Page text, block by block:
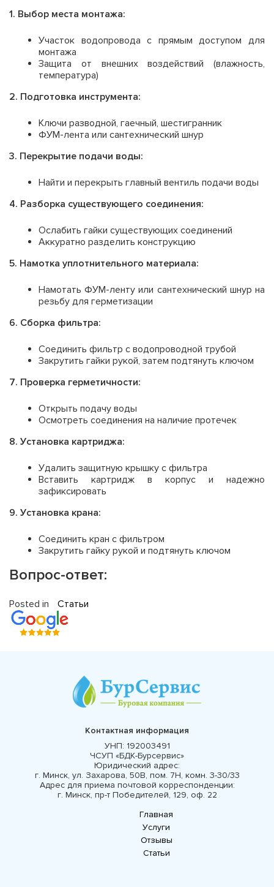
1. Выбор места монтажа:
Участок водопровода с прямым доступом для
монтажа
Защита от внешних воздействий (влажность,
температура)
2. Подготовка инструмента:
Ключи разводной, гаечный, шестигранник
ФУМ-лента или сантехнический шнур
3. Перекрытие подачи воды:
Найти и перекрыть главный вентиль подачи воды
4. Разборка существующего соединения:
Ослабить гайки существующих соединений
Аккуратно разделить конструкцию
5. Намотка уплотнительного материала:
Намотать ФУМ-ленту или сантехнический шнур на
резьбу для герметизации
6. Сборка фильтра:
Соединить фильтр с водопроводной трубой
Закрутить гайки рукой, затем подтянуть ключом
7. Проверка герметичности:
Открыть подачу воды
Осмотреть соединения на наличие протечек
8. Установка картриджа:
Удалить защитную крышку с фильтра
Вставить картридж в корпус и надежно
зафиксировать
9. Установка крана:
Соединить кран с фильтром
Закрутить гайку рукой и подтянуть ключом
Вопрос-ответ:
Posted in Статьи
Контактная информация
УНП: 192003491
ЧСУП «БДК-Бурсервис»
Юридический адрес:
г. Минск, ул. Захарова, 50В, пом. 7Н, комн. 3-30/33
Адрес для приема почтовой корреспонденции:
г. Минск, пр-т Победителей, 129, оф. 22
Главная
Услуги
Отзывы
Статьи